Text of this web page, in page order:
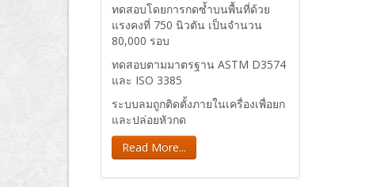
ทดสอบโดยการกดซ้ำบนพื้นที่ด้วย
แรงคงที่ 750 นิวตัน เป็นจำนวน
80,000 รอบ
ทดสอบตามมาตรฐาน ASTM D3574
และ ISO 3385
ระบบลมถูกติดตั้งภายในเครื่องเพื่อยก
และปล่อยหัวกด
Read More...